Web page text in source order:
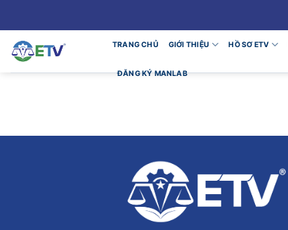
TRANG CHỦ GIỚI THIỆU HỒ SƠ ETV
ĐĂNG KÝ MANLAB